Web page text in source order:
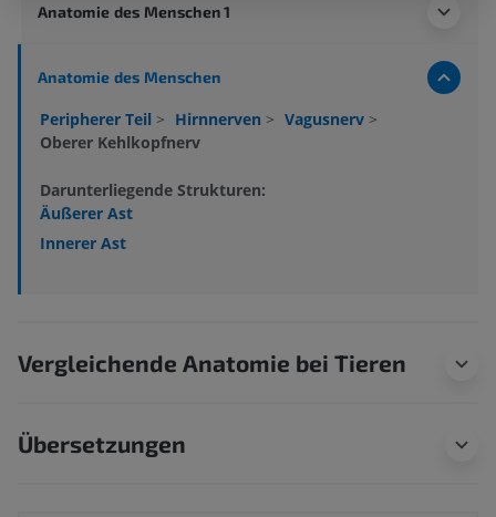
Anatomie des Menschen 1
Anatomie des Menschen
Peripherer Teil > Hirnnerven > Vagusnerv >
Oberer Kehlkopfnerv
Darunterliegende Strukturen:
Äußerer Ast
Innerer Ast
Vergleichende Anatomie bei Tieren
Übersetzungen